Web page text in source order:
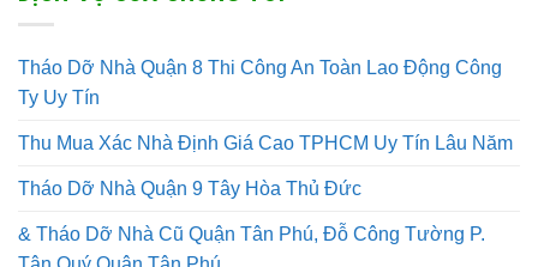
Ty Uy Tín
Thu Mua Xác Nhà Định Giá Cao TPHCM Uy Tín Lâu Năm
Tháo Dỡ Nhà Quận 9 Tây Hòa Thủ Đức
& Tháo Dỡ Nhà Cũ Quận Tân Phú, Đỗ Công Tường P.
Tân Quý Quận Tân Phú